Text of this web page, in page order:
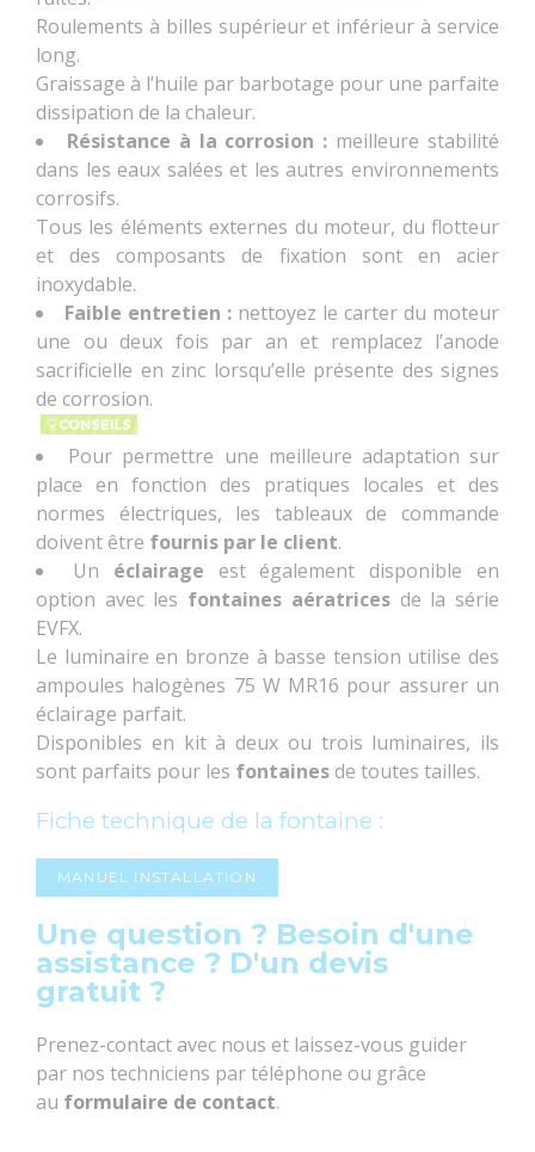
Roulements à billes supérieur et inférieur à service
long.
Graissage à l’huile par barbotage pour une parfaite
dissipation de la chaleur.
Résistance à la corrosion : meilleure stabilité
dans les eaux salées et les autres environnements
corrosifs.
Tous les éléments externes du moteur, du flotteur
et des composants de fixation sont en acier
inoxydable.
Faible entretien : nettoyez le carter du moteur
une ou deux fois par an et remplacez l’anode
sacrificielle en zinc lorsqu’elle présente des signes
de corrosion.
Pour permettre une meilleure adaptation sur
place en fonction des pratiques locales et des
normes électriques, les tableaux de commande
doivent être fournis par le client.
Un éclairage est également disponible en
option avec les fontaines aératricesde la série
EVFX.
Le luminaire en bronze à basse tension utilise des
ampoules halogènes 75 W MR16 pour assurer un
éclairage parfait.
Disponibles en kit à deux ou trois luminaires, ils
sont parfaits pour les fontainesde toutes tailles.
Fiche technique de la fontaine :
MANUEL INSTALLATION
Une question ? Besoin d'une
assistance ? D'un devis
gratuit ?
Prenez-contact avec nous et laissez-vous guider
par nos techniciens par téléphone ou grâce
au formulaire de contact.